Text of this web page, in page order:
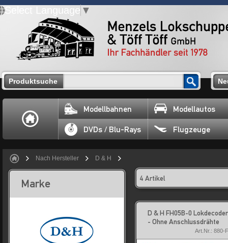
Select Language ▼
Produktsuche
Modellbahnen Modellautos
DVDs / Blu-Rays Flugzeuge
Nach Hersteller D & H
Marke 4 Artikel
D & H FH05B-0
- Ohne Anschlussdrähte
Art.Nr.: 880-